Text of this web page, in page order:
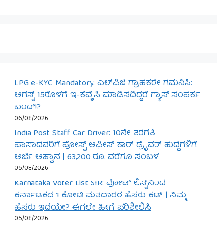
LPG e-KYC Mandatory: ಎಲ್‌ಪಿಜಿ ಗ್ರಾಹಕರೇ ಗಮನಿಸಿ:
ಆಗಸ್ಟ್ 15ರೊಳಗೆ ಇ-ಕೆವೈಸಿ ಮಾಡಿಸದಿದ್ದರೆ ಗ್ಯಾಸ್ ಸಂಪರ್ಕ
ಬಂದ್!?
06/08/2026
India Post Staff Car Driver: 10ನೇ ತರಗತಿ
ಪಾಸಾದವರಿಗೆ ಪೋಸ್ಟ್ ಆಫೀಸ್ ಕಾರ್ ಡ್ರೈವರ್ ಹುದ್ದೆಗಳಿಗೆ
ಅರ್ಜಿ ಆಹ್ವಾನ | 63,200 ರೂ. ವರೆಗೂ ಸಂಬಳ
05/08/2026
Karnataka Voter List SIR: ವೋಟ್ ಲಿಸ್ಟ್‌ನಿಂದ
ಕರ್ನಾಟಕದ 1 ಕೋಟಿ ಮತದಾರರ ಹೆಸರು ಕಟ್ | ನಿಮ್ಮ
ಹೆಸರು ಇದೆಯೇ? ಈಗಲೇ ಹೀಗೆ ಪರಿಶೀಲಿಸಿ
05/08/2026